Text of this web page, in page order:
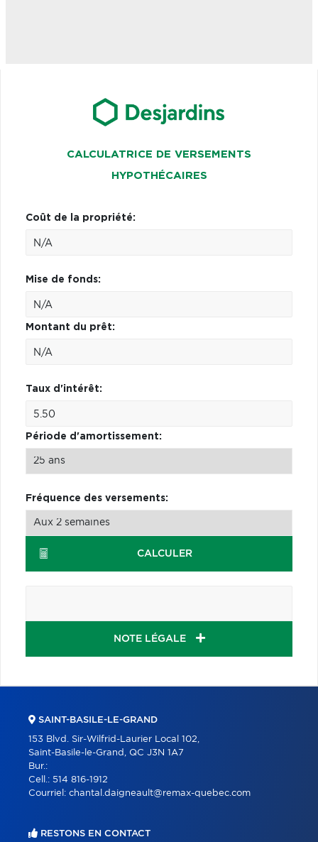
CALCULATRICE DE VERSEMENTS
HYPOTHÉCAIRES
Coût de la propriété:
Mise de fonds:
Montant du prêt:
Taux d'intérêt:
Période d'amortissement:
Fréquence des versements:
CALCULER
NOTE LÉGALE
SAINT-BASILE-LE-GRAND
153 Blvd. Sir-Wilfrid-Laurier Local 102,
Saint-Basile-le-Grand, QC J3N 1A7
Bur.:
Cell.: 514 816-1912
Courriel: chantal.daigneault@remax-quebec.com
RESTONS EN CONTACT